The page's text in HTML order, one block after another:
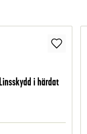
i härdat